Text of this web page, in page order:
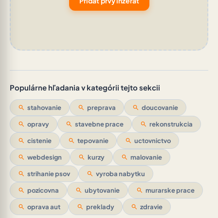
Populárne hľadania v kategórii tejto sekcii
search stahovanie search preprava search doucovanie
search opravy search stavebne prace search rekonstrukcia
search cistenie search tepovanie search uctovnictvo
search webdesign search kurzy search malovanie
search strihanie psov search vyroba nabytku
search pozicovna search ubytovanie search murarske prace
search oprava aut search preklady search zdravie